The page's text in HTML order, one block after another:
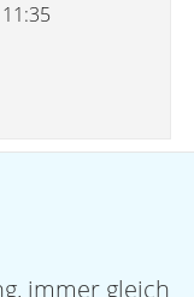
immer gleich